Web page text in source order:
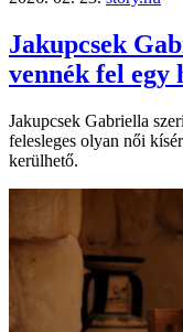
Jakupcsek
vennék fel egy
Jakupcsek Gabriella
felesleges olyan női
kerülhető.